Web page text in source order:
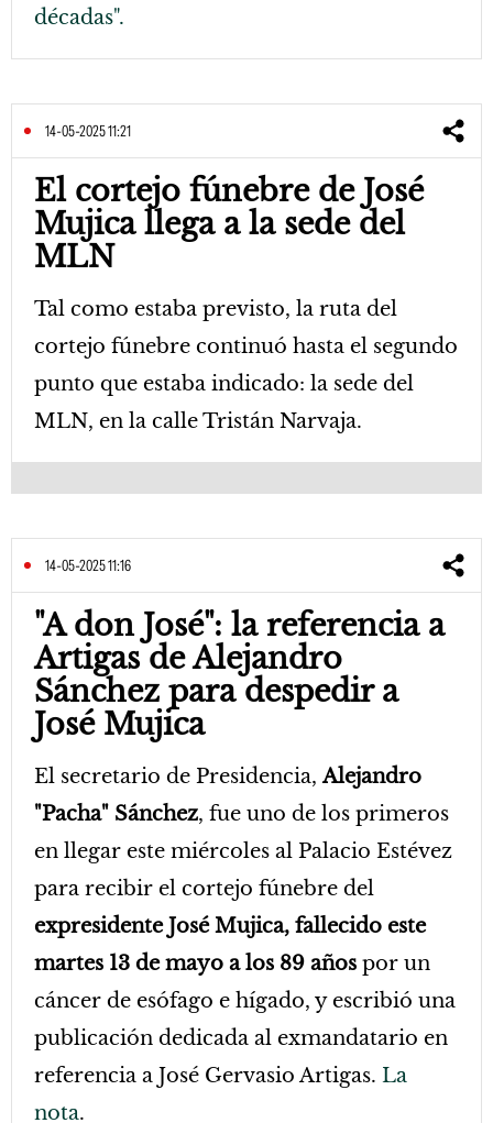
décadas".
14-05-2025 11:21
El cortejo fúnebre de José
Mujica llega a la sede del
MLN
Tal como estaba previsto, la ruta del
cortejo fúnebre continuó hasta el segundo
punto que estaba indicado: la sede del
MLN, en la calle Tristán Narvaja.
14-05-2025 11:16
"A don José": la referencia a
Artigas de Alejandro
Sánchez para despedir a
José Mujica
El secretario de Presidencia,Alejandro
"Pacha" Sánchez, fue uno de los primeros
en llegar este miércoles al Palacio Estévez
para recibir el cortejo fúnebre del
expresidente José Mujica, fallecido este
martes 13 de mayo a los 89 años por un
cáncer de esófago e hígado, y escribió una
publicación dedicada al exmandatario en
referencia a José Gervasio Artigas. La
nota.